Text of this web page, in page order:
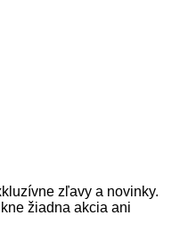
zľavy a novinky.
žiadna akcia ani